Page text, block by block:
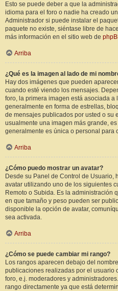
Esto se puede deber a que la
idioma para el foro o nadie ha creado
Administrador si puede instalar el
paquete no existe, siéntase libre de
más información en el sitio web de
Arriba
¿Qué es la imagen al lado de mi
Hay dos imágenes que pueden
cuando esté viendo los mensajes.
foro, la primera imagen está asociada
generalmente en forma de estrellas,
de mensajes publicados por usted o su
usualmente una imagen más grande,
generalmente es única o personal para
Arriba
¿Cómo puedo mostrar un avatar?
Desde su Panel de Control de Usuario,
avatar utilizando uno de los siguientes
Remoto o Subida. Es la administración
en que tamaño y peso pueden ser
disponible la opción de avatar,
sea activada.
Arriba
¿Cómo se puede cambiar mi rango?
Los rangos aparecen debajo del
publicaciones realizadas por el usuario
foro, e.j. moderadores y
rango directamente ya que está